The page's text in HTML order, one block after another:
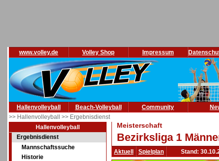
www.volley.de Volley Shop Impressum
Hallenvolleyball Beach-Volleyball Community
>> Hallenvolleyball >> Ergebnisdienst
Hallenvolleyball
Ergebnisdienst
Mannschaftssuche
Historie
Meisterschaft
Bezirksliga 1
Aktuell Spielplan Stand: